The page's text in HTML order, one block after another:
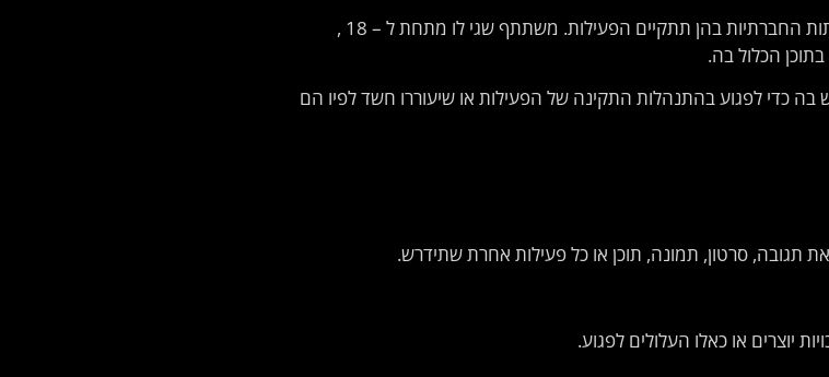
2.1. ההשתתפות פתוחה לתושבי ישראל בלבד, אשר מחזיקים בחשבון א ישי ואמיתי ברשתות החברתיות בהן תתקיים הפעילות. משתתף שגי לו מתחת ל – 18 ,
הכלול בה.
בה כדי לפגוע בהתנהלות התקינה של הפעילות או שיעוררו חשד לפיו הם